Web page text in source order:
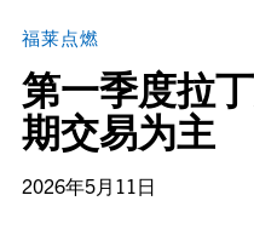
福莱点燃
第一季度拉
期交易为主
2026年5月11日